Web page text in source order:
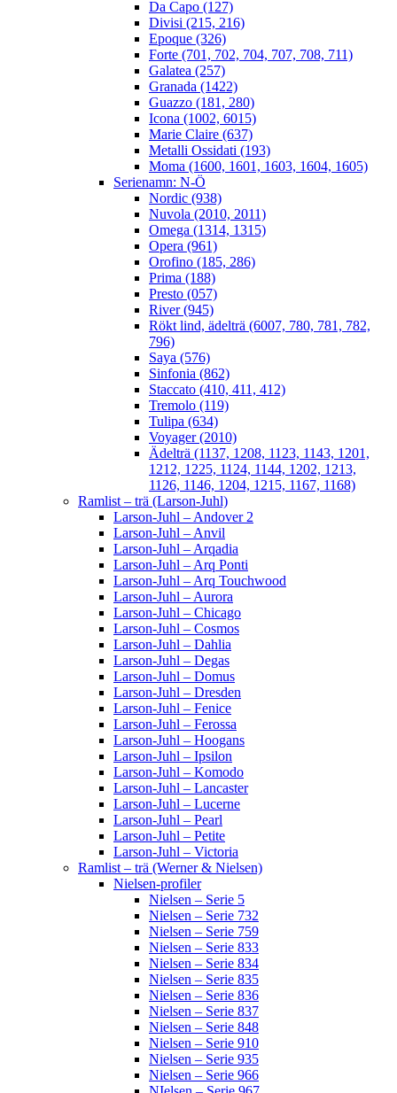
Da Capo (127)
Divisi (215, 216)
Epoque (326)
Forte (701, 702, 704, 707, 708, 711)
Galatea (257)
Granada (1422)
Guazzo (181, 280)
Icona (1002, 6015)
Marie Claire (637)
Metalli Ossidati (193)
Moma (1600, 1601, 1603, 1604, 1605)
Serienamn: N-Ö
Nordic (938)
Nuvola (2010, 2011)
Omega (1314, 1315)
Opera (961)
Orofino (185, 286)
Prima (188)
Presto (057)
River (945)
Rökt lind, ädelträ (6007, 780, 781, 782,
796)
Saya (576)
Sinfonia (862)
Staccato (410, 411, 412)
Tremolo (119)
Tulipa (634)
Voyager (2010)
Ädelträ (1137, 1208, 1123, 1143, 1201,
1212, 1225, 1124, 1144, 1202, 1213,
1126, 1146, 1204, 1215, 1167, 1168)
Ramlist – trä (Larson-Juhl)
Larson-Juhl – Andover 2
Larson-Juhl – Anvil
Larson-Juhl – Arqadia
Larson-Juhl – Arq Ponti
Larson-Juhl – Arq Touchwood
Larson-Juhl – Aurora
Larson-Juhl – Chicago
Larson-Juhl – Cosmos
Larson-Juhl – Dahlia
Larson-Juhl – Degas
Larson-Juhl – Domus
Larson-Juhl – Dresden
Larson-Juhl – Fenice
Larson-Juhl – Ferossa
Larson-Juhl – Hoogans
Larson-Juhl – Ipsilon
Larson-Juhl – Komodo
Larson-Juhl – Lancaster
Larson-Juhl – Lucerne
Larson-Juhl – Pearl
Larson-Juhl – Petite
Larson-Juhl – Victoria
Ramlist – trä (Werner & Nielsen)
Nielsen-profiler
Nielsen – Serie 5
Nielsen – Serie 732
Nielsen – Serie 759
Nielsen – Serie 833
Nielsen – Serie 834
Nielsen – Serie 835
Nielsen – Serie 836
Nielsen – Serie 837
Nielsen – Serie 848
Nielsen – Serie 910
Nielsen – Serie 935
Nielsen – Serie 966